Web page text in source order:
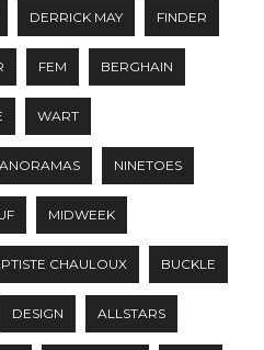
DERRICK MAY FINDER
FEM BERGHAIN
WART
NINETOES
MIDWEEK
CHAULOUX BUCKLE
DESIGN ALLSTARS